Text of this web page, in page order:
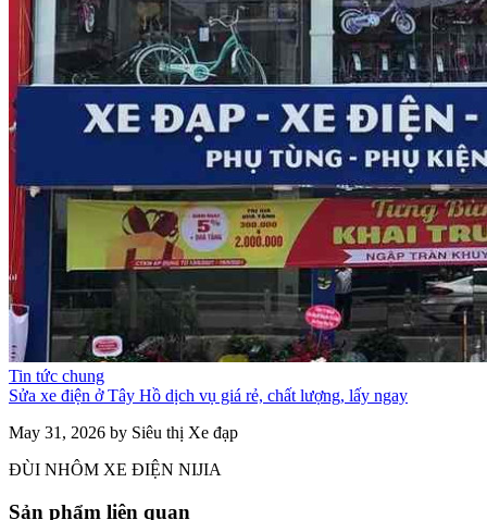
Tin tức chung
Sửa xe điện ở Tây Hồ dịch vụ giá rẻ, chất lượng, lấy ngay
May 31, 2026 by Siêu thị Xe đạp
ĐÙI NHÔM XE ĐIỆN NIJIA
Sản phẩm liên quan